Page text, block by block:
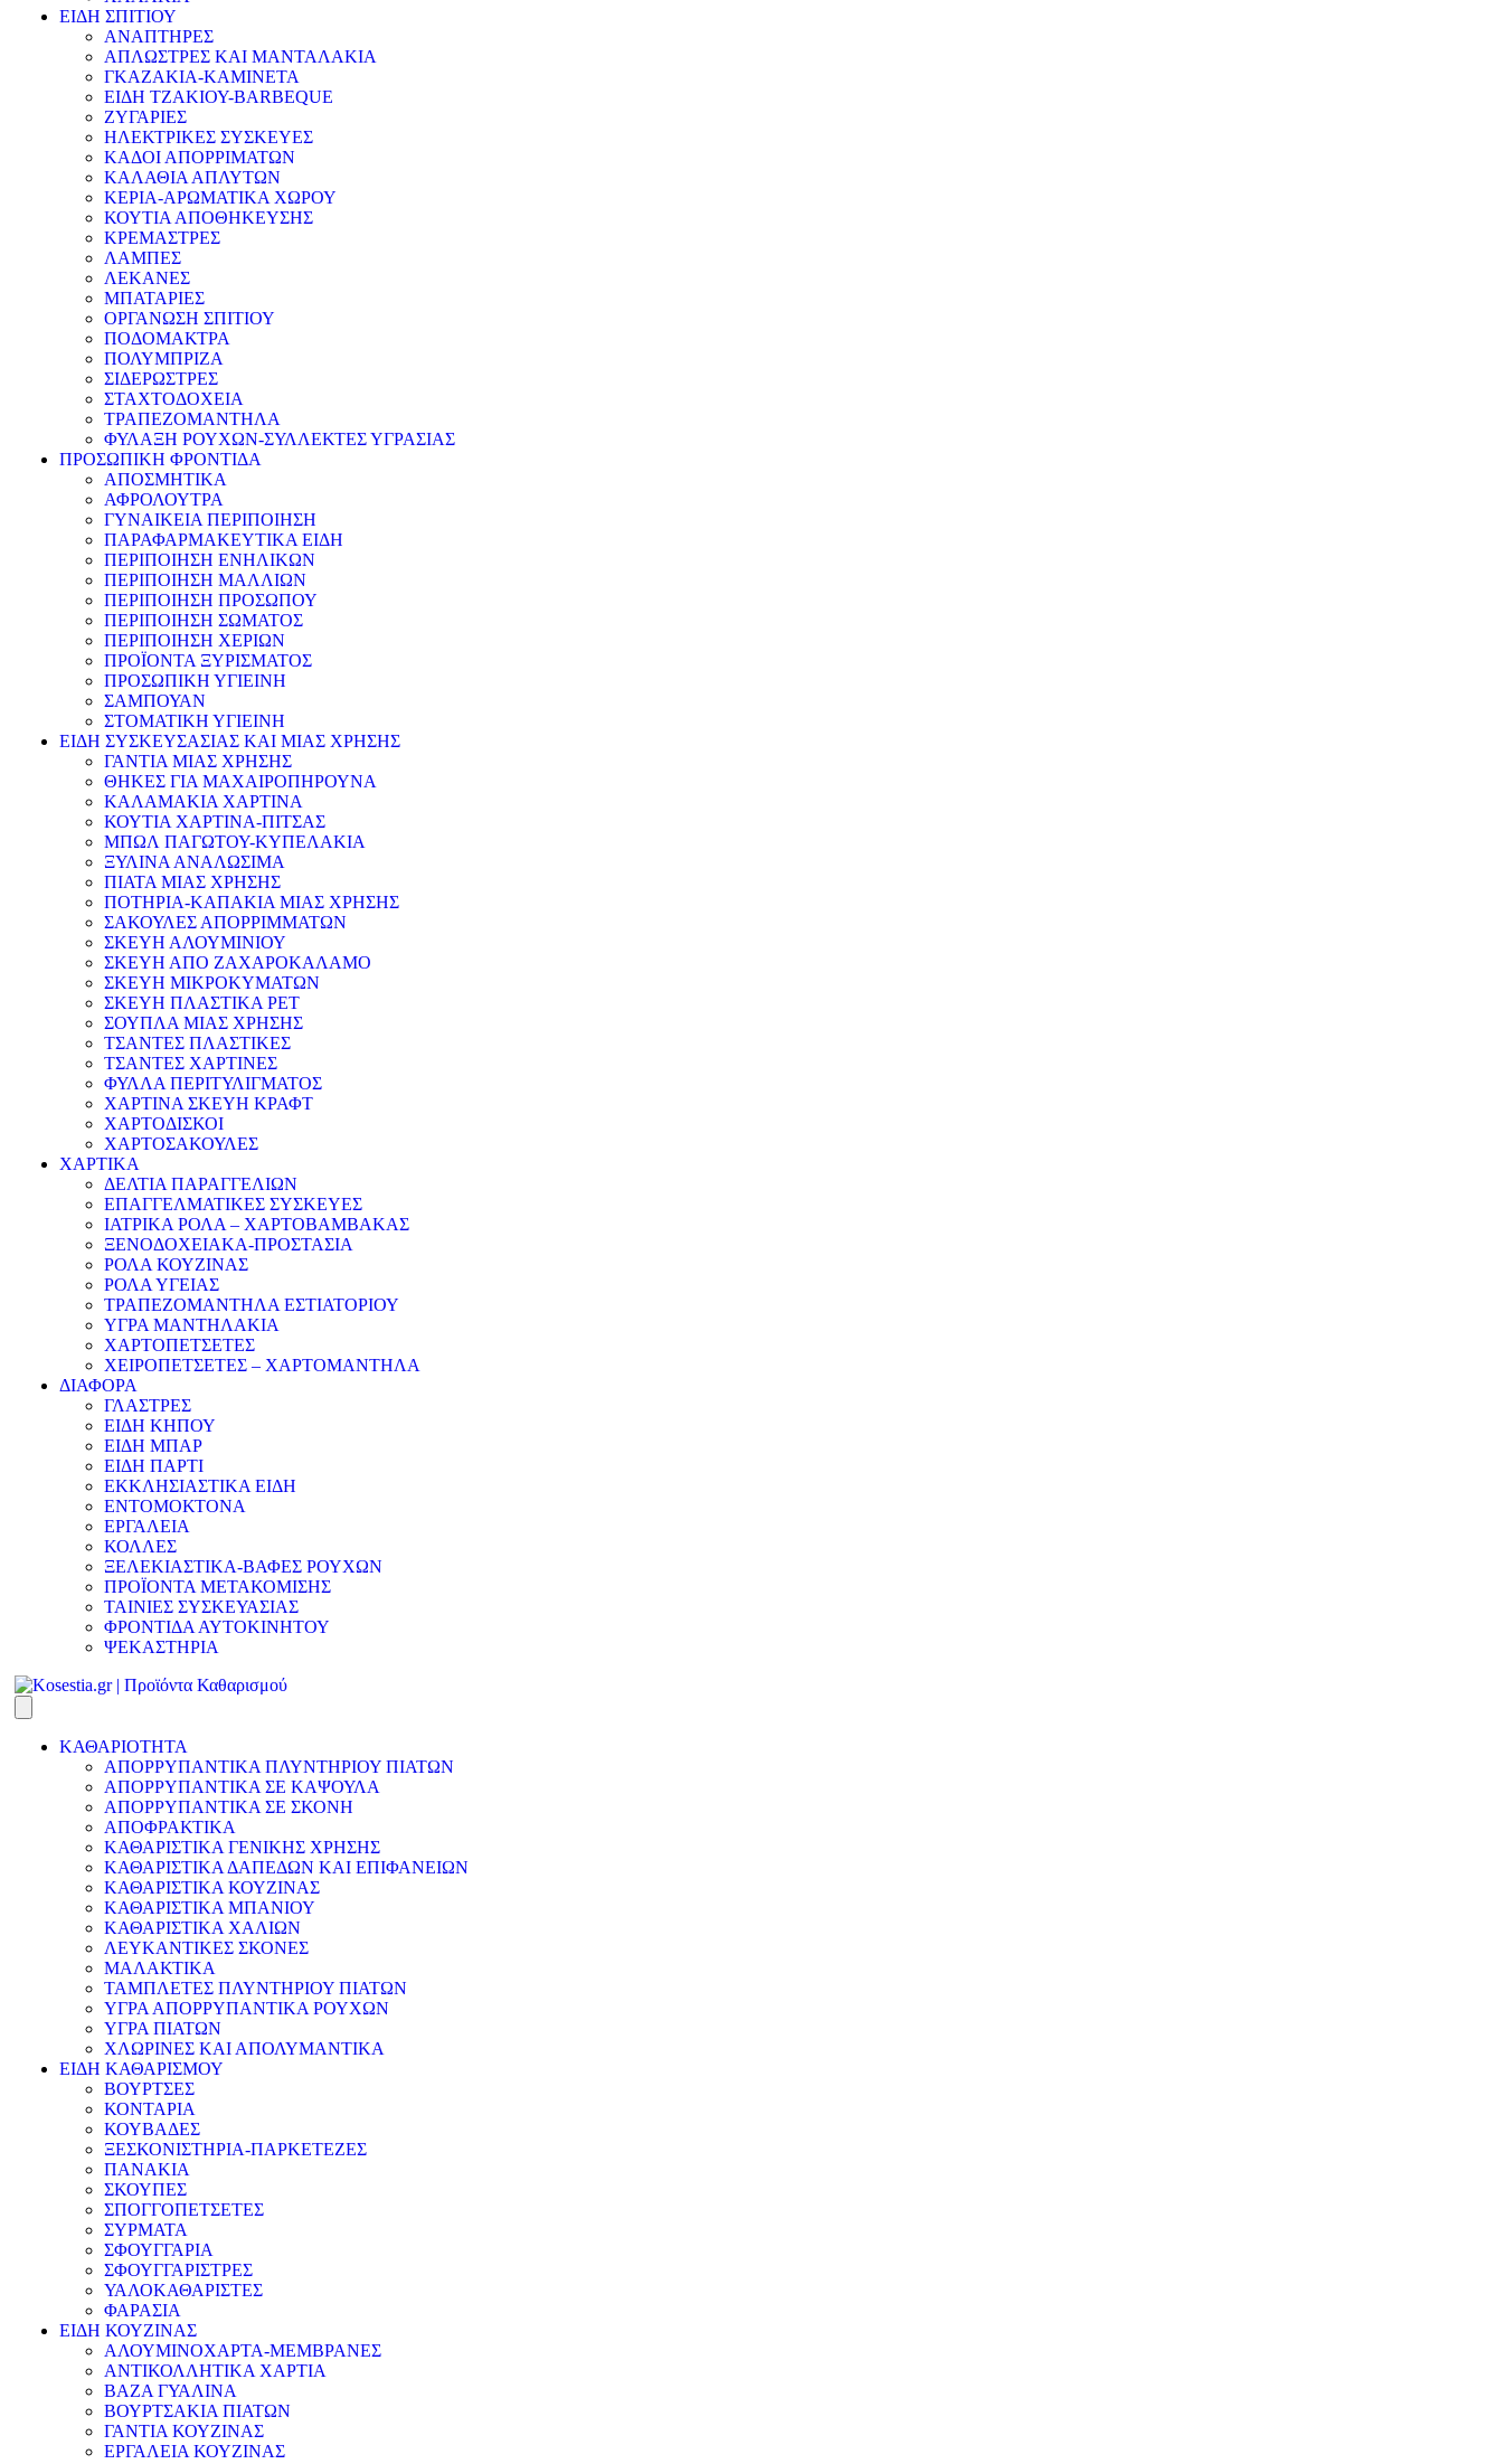
ΕΙΔΗ ΣΠΙΤΙΟΥ
ΑΝΑΠΤΗΡΕΣ
ΑΠΛΩΣΤΡΕΣ ΚΑΙ ΜΑΝΤΑΛΑΚΙΑ
ΓΚΑΖΑΚΙΑ-ΚΑΜΙΝΕΤΑ
ΕΙΔΗ ΤΖΑΚΙΟΥ-BARBEQUE
ΖΥΓΑΡΙΕΣ
ΗΛΕΚΤΡΙΚΕΣ ΣΥΣΚΕΥΕΣ
ΚΑΔΟΙ ΑΠΟΡΡΙΜΑΤΩΝ
ΚΑΛΑΘΙΑ ΑΠΛΥΤΩΝ
ΚΕΡΙΑ-ΑΡΩΜΑΤΙΚΑ ΧΩΡΟΥ
ΚΟΥΤΙΑ ΑΠΟΘΗΚΕΥΣΗΣ
ΚΡΕΜΑΣΤΡΕΣ
ΛΑΜΠΕΣ
ΛΕΚΑΝΕΣ
ΜΠΑΤΑΡΙΕΣ
ΟΡΓΑΝΩΣΗ ΣΠΙΤΙΟΥ
ΠΟΔΟΜΑΚΤΡΑ
ΠΟΛΥΜΠΡΙΖΑ
ΣΙΔΕΡΩΣΤΡΕΣ
ΣΤΑΧΤΟΔΟΧΕΙΑ
ΤΡΑΠΕΖΟΜΑΝΤΗΛΑ
ΦΥΛΑΞΗ ΡΟΥΧΩΝ-ΣΥΛΛΕΚΤΕΣ ΥΓΡΑΣΙΑΣ
ΠΡΟΣΩΠΙΚΗ ΦΡΟΝΤΙΔΑ
ΑΠΟΣΜΗΤΙΚΑ
ΑΦΡΟΛΟΥΤΡΑ
ΓΥΝΑΙΚΕΙΑ ΠΕΡΙΠΟΙΗΣΗ
ΠΑΡΑΦΑΡΜΑΚΕΥΤΙΚΑ ΕΙΔΗ
ΠΕΡΙΠΟΙΗΣΗ ΕΝΗΛΙΚΩΝ
ΠΕΡΙΠΟΙΗΣΗ ΜΑΛΛΙΩΝ
ΠΕΡΙΠΟΙΗΣΗ ΠΡΟΣΩΠΟΥ
ΠΕΡΙΠΟΙΗΣΗ ΣΩΜΑΤΟΣ
ΠΕΡΙΠΟΙΗΣΗ ΧΕΡΙΩΝ
ΠΡΟΪΟΝΤΑ ΞΥΡΙΣΜΑΤΟΣ
ΠΡΟΣΩΠΙΚΗ ΥΓΙΕΙΝΗ
ΣΑΜΠΟΥΑΝ
ΣΤΟΜΑΤΙΚΗ ΥΓΙΕΙΝΗ
ΕΙΔΗ ΣΥΣΚΕΥΣΑΣΙΑΣ ΚΑΙ ΜΙΑΣ ΧΡΗΣΗΣ
ΓΑΝΤΙΑ ΜΙΑΣ ΧΡΗΣΗΣ
ΘΗΚΕΣ ΓΙΑ ΜΑΧΑΙΡΟΠΗΡΟΥΝΑ
ΚΑΛΑΜΑΚΙΑ ΧΑΡΤΙΝΑ
ΚΟΥΤΙΑ ΧΑΡΤΙΝΑ-ΠΙΤΣΑΣ
ΜΠΩΛ ΠΑΓΩΤΟΥ-ΚΥΠΕΛΑΚΙΑ
ΞΥΛΙΝΑ ΑΝΑΛΩΣΙΜΑ
ΠΙΑΤΑ ΜΙΑΣ ΧΡΗΣΗΣ
ΠΟΤΗΡΙΑ-ΚΑΠΑΚΙΑ ΜΙΑΣ ΧΡΗΣΗΣ
ΣΑΚΟΥΛΕΣ ΑΠΟΡΡΙΜΜΑΤΩΝ
ΣΚΕΥΗ ΑΛΟΥΜΙΝΙΟΥ
ΣΚΕΥΗ ΑΠΟ ΖΑΧΑΡΟΚΑΛΑΜΟ
ΣΚΕΥΗ ΜΙΚΡΟΚΥΜΑΤΩΝ
ΣΚΕΥΗ ΠΛΑΣΤΙΚΑ PET
ΣΟΥΠΛΑ ΜΙΑΣ ΧΡΗΣΗΣ
ΤΣΑΝΤΕΣ ΠΛΑΣΤΙΚΕΣ
ΤΣΑΝΤΕΣ ΧΑΡΤΙΝΕΣ
ΦΥΛΛΑ ΠΕΡΙΤΥΛΙΓΜΑΤΟΣ
ΧΑΡΤΙΝΑ ΣΚΕΥΗ ΚΡΑΦΤ
ΧΑΡΤΟΔΙΣΚΟΙ
ΧΑΡΤΟΣΑΚΟΥΛΕΣ
ΧΑΡΤΙΚΑ
ΔΕΛΤΙΑ ΠΑΡΑΓΓΕΛΙΩΝ
ΕΠΑΓΓΕΛΜΑΤΙΚΕΣ ΣΥΣΚΕΥΕΣ
ΙΑΤΡΙΚΑ ΡΟΛΑ – ΧΑΡΤΟΒΑΜΒΑΚΑΣ
ΞΕΝΟΔΟΧΕΙΑΚΑ-ΠΡΟΣΤΑΣΙΑ
ΡΟΛΑ ΚΟΥΖΙΝΑΣ
ΡΟΛΑ ΥΓΕΙΑΣ
ΤΡΑΠΕΖΟΜΑΝΤΗΛΑ ΕΣΤΙΑΤΟΡΙΟΥ
ΥΓΡΑ ΜΑΝΤΗΛΑΚΙΑ
ΧΑΡΤΟΠΕΤΣΕΤΕΣ
ΧΕΙΡΟΠΕΤΣΕΤΕΣ – ΧΑΡΤΟΜΑΝΤΗΛΑ
ΔΙΑΦΟΡΑ
ΓΛΑΣΤΡΕΣ
ΕΙΔΗ ΚΗΠΟΥ
ΕΙΔΗ ΜΠΑΡ
ΕΙΔΗ ΠΑΡΤΙ
ΕΚΚΛΗΣΙΑΣΤΙΚΑ ΕΙΔΗ
ΕΝΤΟΜΟΚΤΟΝΑ
ΕΡΓΑΛΕΙΑ
ΚΟΛΛΕΣ
ΞΕΛΕΚΙΑΣΤΙΚΑ-ΒΑΦΕΣ ΡΟΥΧΩΝ
ΠΡΟΪΟΝΤΑ ΜΕΤΑΚΟΜΙΣΗΣ
ΤΑΙΝΙΕΣ ΣΥΣΚΕΥΑΣΙΑΣ
ΦΡΟΝΤΙΔΑ ΑΥΤΟΚΙΝΗΤΟΥ
ΨΕΚΑΣΤΗΡΙΑ
ΚΑΘΑΡΙΟΤΗΤΑ
ΑΠΟΡΡΥΠΑΝΤΙΚΑ ΠΛΥΝΤΗΡΙΟΥ ΠΙΑΤΩΝ
ΑΠΟΡΡΥΠΑΝΤΙΚΑ ΣΕ ΚΑΨΟΥΛΑ
ΑΠΟΡΡΥΠΑΝΤΙΚΑ ΣΕ ΣΚΟΝΗ
ΑΠΟΦΡΑΚΤΙΚΑ
ΚΑΘΑΡΙΣΤΙΚΑ ΓΕΝΙΚΗΣ ΧΡΗΣΗΣ
ΚΑΘΑΡΙΣΤΙΚΑ ΔΑΠΕΔΩΝ ΚΑΙ ΕΠΙΦΑΝΕΙΩΝ
ΚΑΘΑΡΙΣΤΙΚΑ ΚΟΥΖΙΝΑΣ
ΚΑΘΑΡΙΣΤΙΚΑ ΜΠΑΝΙΟΥ
ΚΑΘΑΡΙΣΤΙΚΑ ΧΑΛΙΩΝ
ΛΕΥΚΑΝΤΙΚΕΣ ΣΚΟΝΕΣ
ΜΑΛΑΚΤΙΚΑ
ΤΑΜΠΛΕΤΕΣ ΠΛΥΝΤΗΡΙΟΥ ΠΙΑΤΩΝ
ΥΓΡΑ ΑΠΟΡΡΥΠΑΝΤΙΚΑ ΡΟΥΧΩΝ
ΥΓΡΑ ΠΙΑΤΩΝ
ΧΛΩΡΙΝΕΣ ΚΑΙ ΑΠΟΛΥΜΑΝΤΙΚΑ
ΕΙΔΗ ΚΑΘΑΡΙΣΜΟΥ
ΒΟΥΡΤΣΕΣ
ΚΟΝΤΑΡΙΑ
ΚΟΥΒΑΔΕΣ
ΞΕΣΚΟΝΙΣΤΗΡΙΑ-ΠΑΡΚΕΤΕΖΕΣ
ΠΑΝΑΚΙΑ
ΣΚΟΥΠΕΣ
ΣΠΟΓΓΟΠΕΤΣΕΤΕΣ
ΣΥΡΜΑΤΑ
ΣΦΟΥΓΓΑΡΙΑ
ΣΦΟΥΓΓΑΡΙΣΤΡΕΣ
ΥΑΛΟΚΑΘΑΡΙΣΤΕΣ
ΦΑΡΑΣΙΑ
ΕΙΔΗ ΚΟΥΖΙΝΑΣ
ΑΛΟΥΜΙΝΟΧΑΡΤΑ-ΜΕΜΒΡΑΝΕΣ
ΑΝΤΙΚΟΛΛΗΤΙΚΑ ΧΑΡΤΙΑ
ΒΑΖΑ ΓΥΑΛΙΝΑ
ΒΟΥΡΤΣΑΚΙΑ ΠΙΑΤΩΝ
ΓΑΝΤΙΑ ΚΟΥΖΙΝΑΣ
ΕΡΓΑΛΕΙΑ ΚΟΥΖΙΝΑΣ